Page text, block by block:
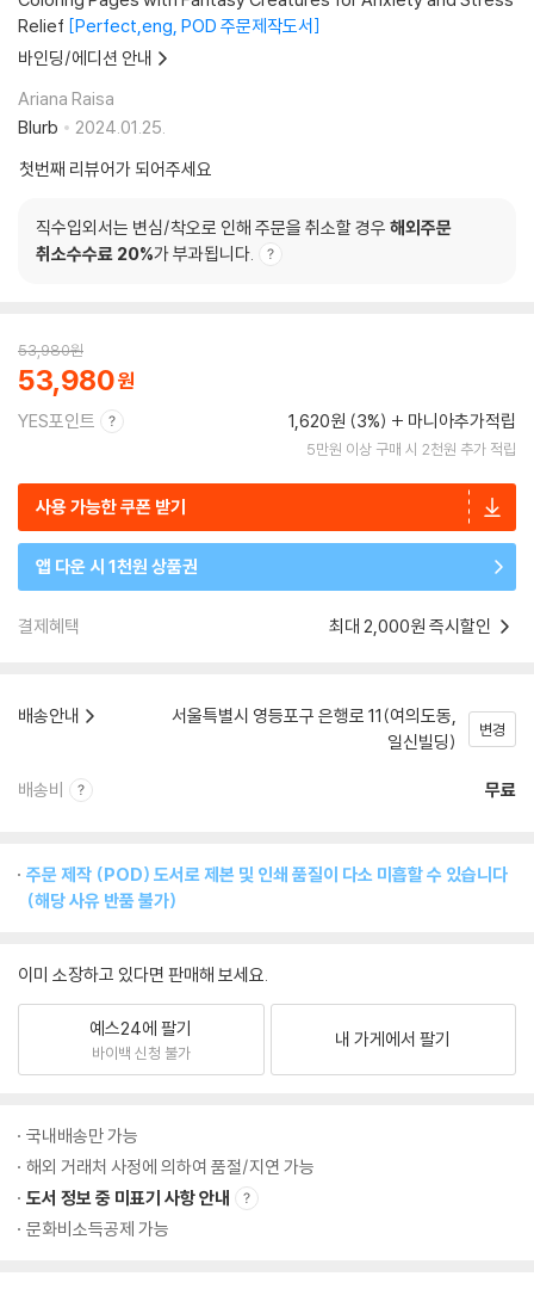
Relief Perfect,eng, POD 주문제작도서
바인딩/에디션 안내
Ariana Raisa
Blurb
2024.01.25.
첫번째 리뷰어가 되어주세요
직수입외서는 변심/착오로 인해 주문을 취소할 경우 해외주문
취소수수료 20%가 부과됩니다.
53,980원
53,980
YES포인트 1,620원 (3%) 마니아추가적립
5만원 이상 구매 시 2천원 추가 적립
사용 가능한 쿠폰 받기
앱 다운 시 1천원 상품권
결제혜택 최대 2,000원 즉시할인
배송안내
서울특별시 영등포구 은행로 11(여의도동,
일신빌딩)
변경
배송비 무료
주문 제작 (POD) 도서로 제본 및 인쇄 품질이 다소 미흡할 수 있습니다
(해당 사유 반품 불가)
이미 소장하고 있다면 판매해 보세요.
예스24에 팔기
바이백 신청 불가
내 가게에서 팔기
국내배송만 가능
해외 거래처 사정에 의하여 품절/지연 가능
도서 정보 중 미표기 사항 안내
문화비소득공제 가능